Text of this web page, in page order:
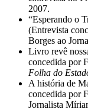
2007.
“Esperando o
(Entrevista
Borges ao
Livro revê
concedida por
Folha do
A história de
concedida por
Jornalista